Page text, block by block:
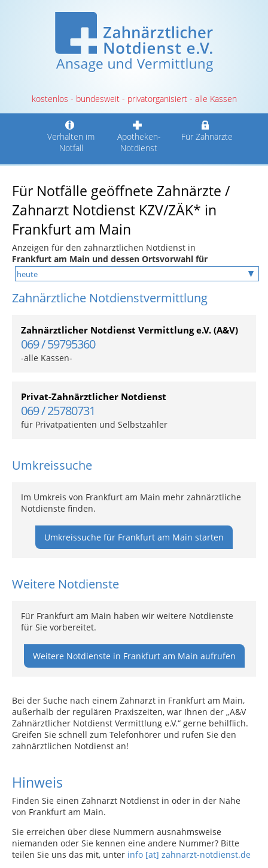
kostenlos - bundesweit - privatorganisiert - alle Kassen
Verhalten im
Notfall
Apotheken-
Notdienst
Für Zahnärzte
Für Notfälle geöffnete Zahnärzte /
Zahnarzt Notdienst KZV/ZÄK* in
Frankfurt am Main
Anzeigen für den zahnärztlichen Notdienst in
Frankfurt am Main und dessen Ortsvorwahl für
Zahnärztliche Notdienstvermittlung
Zahnärztlicher Notdienst Vermittlung e.V. (A&V)
069 / 59795360
-alle Kassen-
Privat-Zahnärztlicher Notdienst
069 / 25780731
für Privatpatienten und Selbstzahler
Umkreissuche
Im Umkreis von Frankfurt am Main mehr zahnärztliche
Notdienste finden.
Umkreissuche für Frankfurt am Main starten
Weitere Notdienste
Für Frankfurt am Main haben wir weitere Notdienste
für Sie vorbereitet.
Weitere Notdienste in Frankfurt am Main aufrufen
Bei der Suche nach einem Zahnarzt in Frankfurt am Main,
außerhalb der regulären Praxiszeiten, war Ihnen der „A&V
Zahnärztlicher Notdienst Vermittlung e.V.“ gerne behilflich.
Greifen Sie schnell zum Telefonhörer und rufen Sie den
zahnärztlichen Notdienst an!
Hinweis
Finden Sie einen Zahnarzt Notdienst in oder in der Nähe
von Frankfurt am Main.
Sie erreichen über diese Nummern ausnahmsweise
niemanden oder Sie kennen eine andere Nummer? Bitte
teilen Sie uns das mit, unter info [at] zahnarzt-notdienst.de